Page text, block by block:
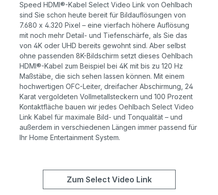
Speed HDMI®-Kabel Select Video Link von Oehlbach
sind Sie schon heute bereit für Bildauflösungen von
7.680 x 4.320 Pixel – eine vierfach höhere Auflösung
mit noch mehr Detail- und Tiefenschärfe, als Sie das
von 4K oder UHD bereits gewohnt sind. Aber selbst
ohne passenden 8K-Bildschirm setzt dieses Oehlbach
HDMI®-Kabel zum Beispiel bei 4K mit bis zu 120 Hz
Maßstäbe, die sich sehen lassen können. Mit einem
hochwertigen OFC-Leiter, dreifacher Abschirmung, 24
Karat vergoldeten Vollmetallsteckern und 100 Prozent
Kontaktfläche bauen wir jedes Oehlbach Select Video
Link Kabel für maximale Bild- und Tonqualität – und
außerdem in verschiedenen Längen immer passend für
Ihr Home Entertainment System.
Zum Select Video Link